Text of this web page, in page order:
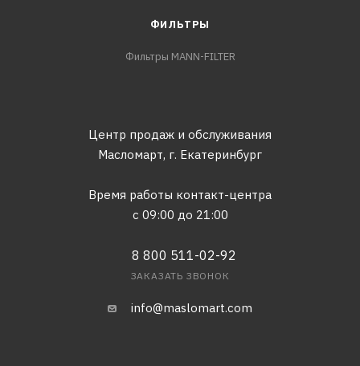
ФИЛЬТРЫ
Фильтры MANN-FILTER
Центр продаж и обслуживания
Масломарт, г. Екатеринбург
Время работы контакт-центра
с 09:00 до 21:00
8 800 511-02-92
ЗАКАЗАТЬ ЗВОНОК
info@maslomart.com